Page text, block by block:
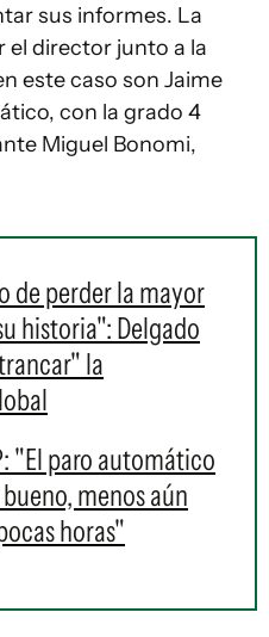
sus informes. La
el director junto a la
este caso son Jaime
con la grado 4
Miguel Bonomi,
de perder la mayor
historia": Delgado
la
"El paro automático
menos aún
horas"